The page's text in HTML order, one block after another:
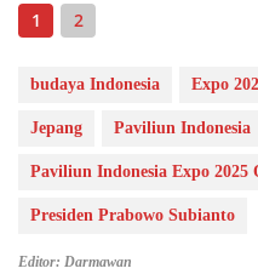
1
2
budaya Indonesia Expo
Jepang Paviliun Indonesia
Paviliun Indonesia Expo 2025
Presiden Prabowo Subianto
Editor: Darmawan